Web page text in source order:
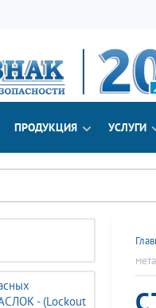
ПРОДУКЦИЯ УСЛУГИ
- (Lockout